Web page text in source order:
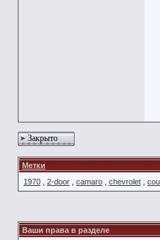
Закрыто
Метки
1970
2-door camaro chevrolet
Ваши права в разделе